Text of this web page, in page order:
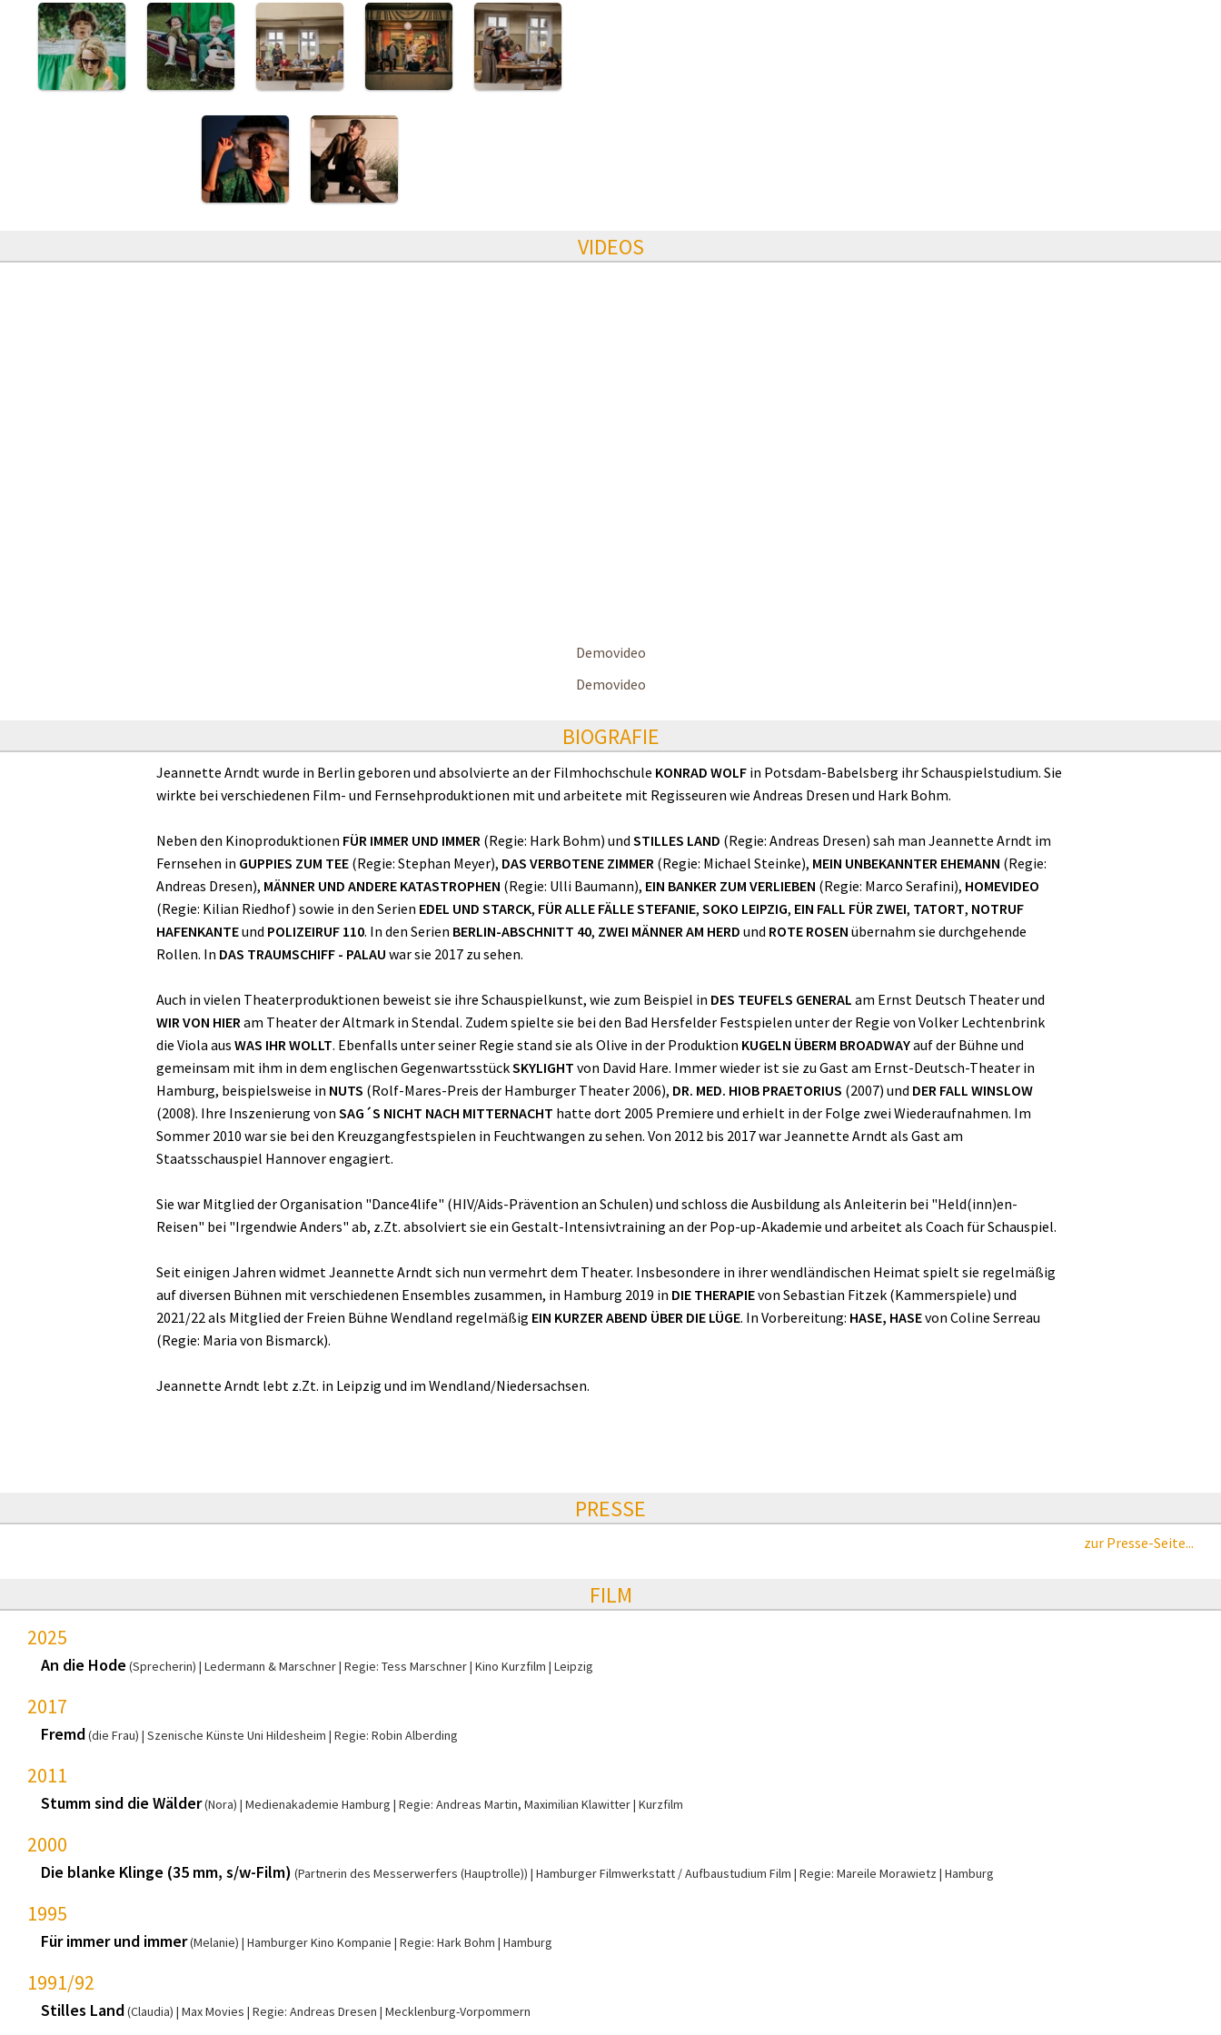
VIDEOS
Demovideo
Demovideo
BIOGRAFIE
Jeannette Arndt wurde in Berlin geboren und absolvierte an der Filmhochschule KONRAD WOLF in Potsdam-Babelsberg ihr Schauspielstudium. Sie
wirkte bei verschiedenen Film- und Fernsehproduktionen mit und arbeitete mit Regisseuren wie Andreas Dresen und Hark Bohm.
Neben den Kinoproduktionen FÜR IMMER UND IMMER (Regie: Hark Bohm) und STILLES LAND (Regie: Andreas Dresen) sah man Jeannette Arndt im
Fernsehen in GUPPIES ZUM TEE (Regie: Stephan Meyer), DAS VERBOTENE ZIMMER (Regie: Michael Steinke), MEIN UNBEKANNTER EHEMANN (Regie:
Andreas Dresen), MÄNNER UND ANDERE KATASTROPHEN (Regie: Ulli Baumann), EIN BANKER ZUM VERLIEBEN (Regie: Marco Serafini), HOMEVIDEO
(Regie: Kilian Riedhof) sowie in den Serien EDEL UND STARCK, FÜR ALLE FÄLLE STEFANIE, SOKO LEIPZIG, EIN FALL FÜR ZWEI, TATORT, NOTRUF
HAFENKANTEund POLIZEIRUF 110. In den Serien BERLIN-ABSCHNITT 40, ZWEI MÄNNER AM HERD und ROTE ROSEN übernahm sie durchgehende
Rollen. In DAS TRAUMSCHIFF - PALAU war sie 2017 zu sehen.
Auch in vielen Theaterproduktionen beweist sie ihre Schauspielkunst, wie zum Beispiel in DES TEUFELS GENERAL am Ernst Deutsch Theater und
WIR VON HIER am Theater der Altmark in Stendal. Zudem spielte sie bei den Bad Hersfelder Festspielen unter der Regie von Volker Lechtenbrink
die Viola aus WAS IHR WOLLT. Ebenfalls unter seiner Regie stand sie als Olive in der Produktion KUGELN ÜBERM BROADWAYauf der Bühne und
gemeinsam mit ihm in dem englischen GegenwartsstückSKYLIGHT von David Hare. Immer wieder ist sie zu Gast am Ernst-Deutsch-Theater in
Hamburg, beispielsweise in NUTS (Rolf-Mares-Preis der Hamburger Theater 2006), DR. MED. HIOB PRAETORIUS (2007) und DER FALL WINSLOW
(2008). Ihre Inszenierung von SAG´S NICHT NACH MITTERNACHT hatte dort 2005 Premiere und erhielt in der Folge zwei Wiederaufnahmen. Im
Sommer 2010 war sie bei den Kreuzgangfestspielen in Feuchtwangen zu sehen. Von 2012 bis 2017 war Jeannette Arndt als Gast am
Staatsschauspiel Hannover engagiert.
Sie war Mitglied der Organisation "Dance4life" (HIV/Aids-Prävention an Schulen) und schloss die Ausbildung als Anleiterin bei "Held(inn)en-
Reisen" bei "Irgendwie Anders" ab, z.Zt. absolviert sie ein Gestalt-Intensivtraining an der Pop-up-Akademie und arbeitet als Coach für Schauspiel.
Seit einigen Jahren widmet Jeannette Arndt sich nun vermehrt dem Theater. Insbesondere in ihrer wendländischen Heimat spielt sie regelmäßig
auf diversen Bühnen mit verschiedenen Ensembles zusammen, in Hamburg 2019 in DIE THERAPIEvon Sebastian Fitzek (Kammerspiele) und
2021/22 als Mitglied der Freien Bühne Wendland regelmäßig EIN KURZER ABEND ÜBER DIE LÜGE. In Vorbereitung: HASE, HASEvon Coline Serreau
(Regie: Maria von Bismarck).
Jeannette Arndt lebt z.Zt. in Leipzig und im Wendland/Niedersachsen.
PRESSE
zur Presse-Seite...
FILM
2025
An die Hode (Sprecherin) Ledermann & Marschner Regie: Tess Marschner Kino Kurzfilm Leipzig
2017
Fremd(die Frau) Szenische Künste Uni Hildesheim Regie: Robin Alberding
2011
Stumm sind die Wälder(Nora) Medienakademie Hamburg Regie: Andreas Martin, Maximilian Klawitter Kurzfilm
2000
Die blanke Klinge (35 mm, s/w-Film) (Partnerin des Messerwerfers (Hauptrolle)) Hamburger Filmwerkstatt / Aufbaustudium Film Regie: Mareile Morawietz Hamburg
1995
Für immer und immer(Melanie) Hamburger Kino Kompanie Regie: Hark Bohm Hamburg
1991/92
Stilles Land(Claudia) Max Movies Regie: Andreas Dresen Mecklenburg-Vorpommern